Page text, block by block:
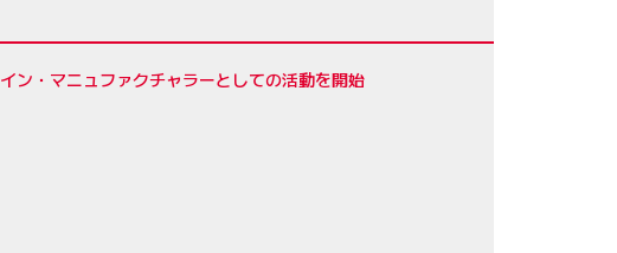
ン・マニュファクチャラーとしての活動を開始